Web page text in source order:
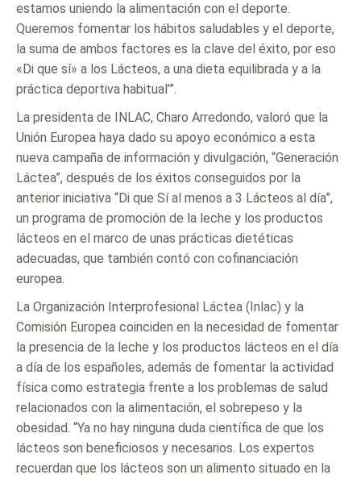
estamos uniendo la alimentación con el deporte.
Queremos fomentar los hábitos saludables y el deporte,
la suma de ambos factores es la clave del éxito, por eso
«Di que sí» a los Lácteos, a una dieta equilibrada y a la
práctica deportiva habitual’”.
La presidenta de INLAC, Charo Arredondo, valoró que la
Unión Europea haya dado su apoyo económico a esta
nueva campaña de información y divulgación, “Generación
Láctea”, después de los éxitos conseguidos por la
anterior iniciativa “Di que Sí al menos a 3 Lácteos al día”,
un programa de promoción de la leche y los productos
lácteos en el marco de unas prácticas dietéticas
adecuadas, que también contó con cofinanciación
europea.
La Organización Interprofesional Láctea (Inlac) y la
Comisión Europea coinciden en la necesidad de fomentar
la presencia de la leche y los productos lácteos en el día
a día de los españoles, además de fomentar la actividad
física como estrategia frente a los problemas de salud
relacionados con la alimentación, el sobrepeso y la
obesidad. “Ya no hay ninguna duda científica de que los
lácteos son beneficiosos y necesarios. Los expertos
recuerdan que los lácteos son un alimento situado en la